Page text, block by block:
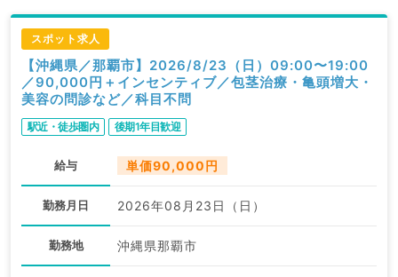
スポット求人
【沖縄県／那覇市】2026/8/23（日）09:00〜19:00
／90,000円＋インセンティブ／包茎治療・亀頭増大・
美容の問診など／科目不問
駅近・徒歩圏内 後期1年目歓迎
給与 単価90,000円
勤務月日 2026年08月23日（日）
勤務地 沖縄県那覇市